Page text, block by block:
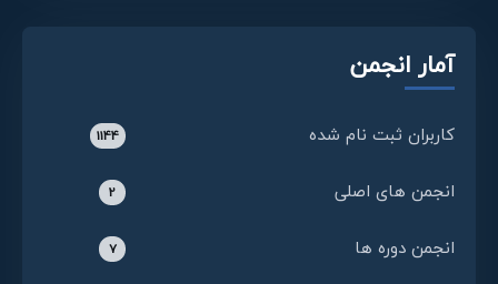
آمار انجمن
کاربران ثبت نام شده 1144
انجمن های اصلی 2
انجمن دوره ها 7